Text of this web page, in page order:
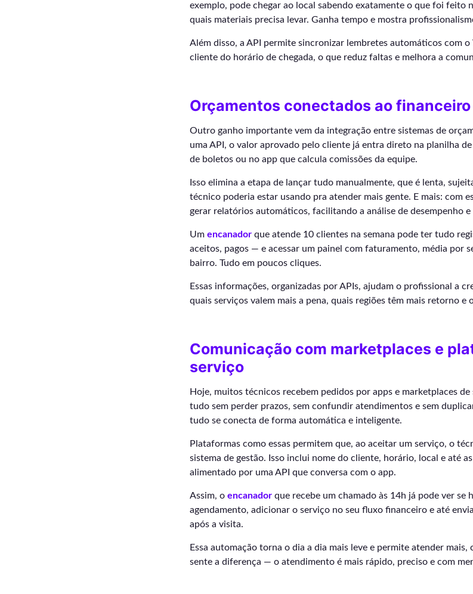
exemplo, pode chegar ao local sabendo exatamente o que foi feito
quais materiais precisa levar. Ganha tempo e mostra
Além disso, a API permite sincronizar lembretes automáticos com
cliente do horário de chegada, o que reduz faltas e melhora a
Orçamentos conectados ao
Outro ganho importante vem da integração entre sistemas de
uma API, o valor aprovado pelo cliente já entra direto na planilha
de boletos ou no app que calcula comissões da equipe.
Isso elimina a etapa de lançar tudo manualmente, que é lenta,
técnico poderia estar usando pra atender mais gente. E mais: com
gerar relatórios automáticos, facilitando a análise de desempenho e
Um encanador que atende 10 clientes na semana pode ter tudo
aceitos, pagos — e acessar um painel com faturamento, média por
bairro. Tudo em poucos cliques.
Essas informações, organizadas por APIs, ajudam o profissional a
quais serviços valem mais a pena, quais regiões têm mais retorno e
Comunicação com marketplaces e
serviço
Hoje, muitos técnicos recebem pedidos por apps e marketplaces
tudo sem perder prazos, sem confundir atendimentos e sem
tudo se conecta de forma automática e inteligente.
Plataformas como essas permitem que, ao aceitar um serviço, o
sistema de gestão. Isso inclui nome do cliente, horário, local e até
alimentado por uma API que conversa com o app.
Assim, o encanador que recebe um chamado às 14h já pode ver
agendamento, adicionar o serviço no seu fluxo financeiro e até
após a visita.
Essa automação torna o dia a dia mais leve e permite atender mais,
sente a diferença — o atendimento é mais rápido, preciso e com